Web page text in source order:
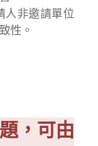
人非邀請單位
性。
，可由